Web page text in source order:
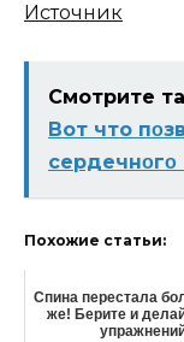
Источник
Смотрите
Вот что
сердечнοгο
Похожие статьи:
Спинa пepecтaлa
жe! Бepитe и